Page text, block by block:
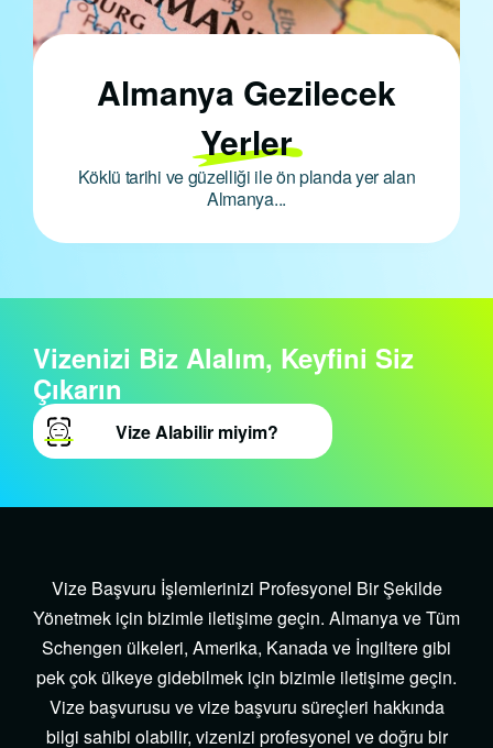
Almanya Gezilecek
Yerler
Köklü tarihi ve güzelliği ile ön planda yer alan
Almanya...
Vizenizi Biz Alalım, Keyfini Siz
Çıkarın
Vize Alabilir miyim?
Vize Başvuru İşlemlerinizi Profesyonel Bir Şekilde
Yönetmek için bizimle iletişime geçin. Almanya ve Tüm
Schengen ülkeleri, Amerika, Kanada ve İngiltere gibi
pek çok ülkeye gidebilmek için bizimle iletişime geçin.
Vize başvurusu ve vize başvuru süreçleri hakkında
bilgi sahibi olabilir, vizenizi profesyonel ve doğru bir